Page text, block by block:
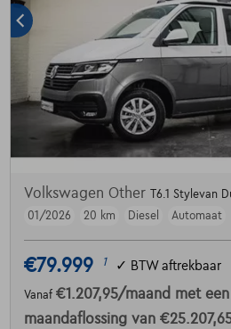
Volkswagen Other
T6.1 Stylevan
01/2026
20 km Diesel Automaat
€79.999 1 ✓ BTW aftrekbaar
Vanaf €1.207,95/maand met
maandaflossing van